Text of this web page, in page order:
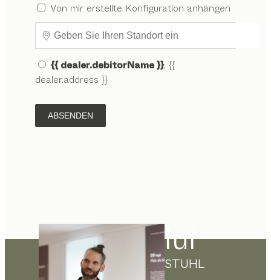
Von mir erstellte Konfiguration anhängen
{{ dealer.debitorName }}, {{
dealer.address }}
ABSENDEN
lui
STUHL